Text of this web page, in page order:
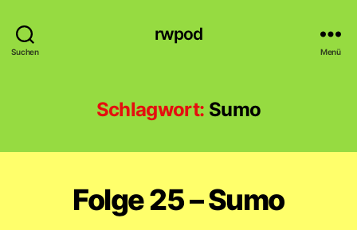
Suchen
rwpod
Menü
Schlagwort: Sumo
Folge 25 – Sumo